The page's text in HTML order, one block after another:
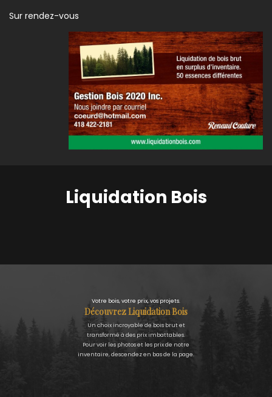
Sur rendez-vous
Liquidation Bois
Votre bois, votre prix, vos projets.
Découvrez Liquidation Bois
Un choix incroyable de bois brut et
transformé à des prix imbattables.
Pour voir les photos et les prix de notre
inventaire, descendez en bas de la page.